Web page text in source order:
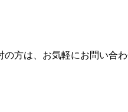
の方は、お気軽にお問い合